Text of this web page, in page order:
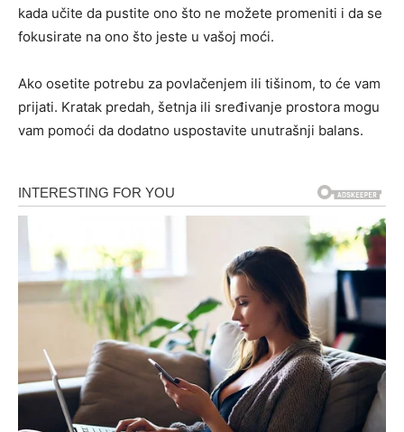
kada učite da pustite ono što ne možete promeniti i da se
fokusirate na ono što jeste u vašoj moći.
Ako osetite potrebu za povlačenjem ili tišinom, to će vam
prijati. Kratak predah, šetnja ili sređivanje prostora mogu
vam pomoći da dodatno uspostavite unutrašnji balans.